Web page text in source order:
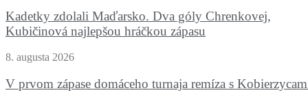
Kadetky zdolali Maďarsko. Dva góly Chrenkovej,
Kubičinová najlepšou hráčkou zápasu
8. augusta 2026
V prvom zápase domáceho turnaja remíza s